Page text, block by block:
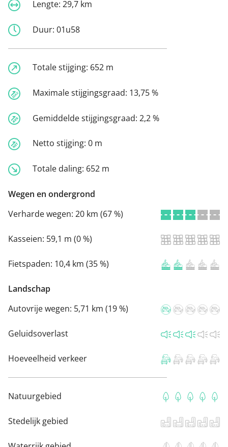
Lengte: 29,7 km
Duur: 01u58
Totale stijging: 652 m
Maximale stijgingsgraad: 13,75 %
Gemiddelde stijgingsgraad: 2,2 %
Netto stijging: 0 m
Totale daling: 652 m
Wegen en ondergrond
Verharde wegen: 20 km (67 %)
Kasseien: 59,1 m (0 %)
Fietspaden: 10,4 km (35 %)
Landschap
Autovrije wegen: 5,71 km (19 %)
Geluidsoverlast
Hoeveelheid verkeer
Natuurgebied
Stedelijk gebied